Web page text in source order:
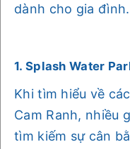
dành cho gia đình.
1. Splash Water
Khi tìm hiểu về
Cam Ranh, nhiều
tìm kiếm sự cân